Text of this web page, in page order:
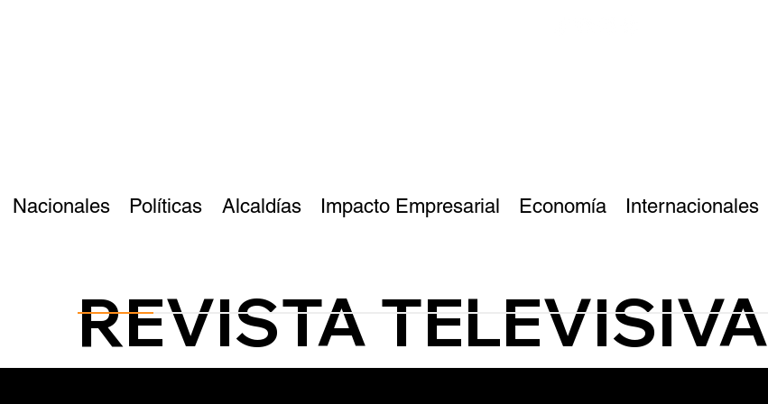
Nacionales Políticas Alcaldías Impacto Empresarial Economía Internacionales
REVISTA TELEVISIVA